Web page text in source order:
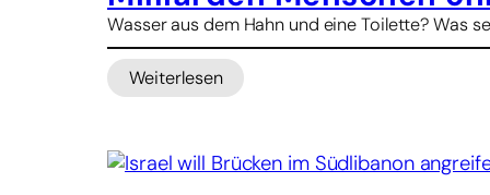
r
n
a
c
h
m
Wasser aus dem Hahn und eine Toilette? Was
Weiterlesen
: